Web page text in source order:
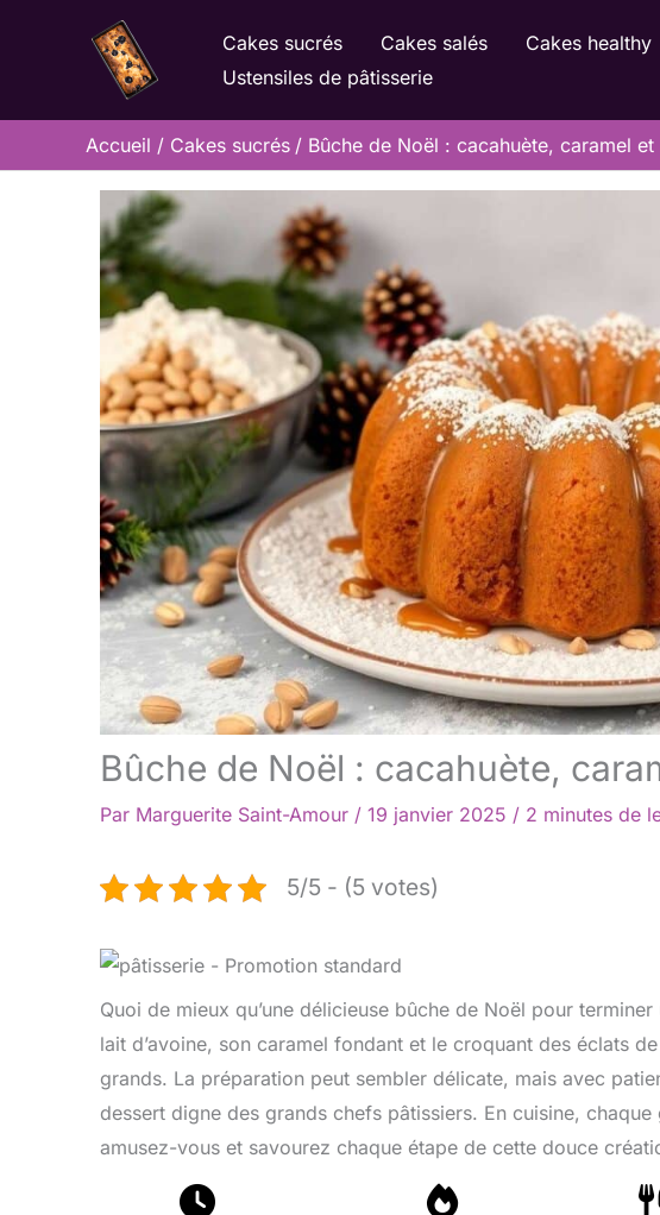
Cakes sucrés Cakes salés Cakes healthy
Ustensiles de pâtisserie
Accueil Cakes sucrés Bûche de Noël : cacahuète, caramel et
Bûche de Noël : cacahuète,
Par Marguerite Saint-Amour / 19 janvier 2025 / 2 minutes de
5/5 - (5 votes)
Quoi de mieux qu’une délicieuse bûche de Noël pour
lait d’avoine, son caramel fondant et le croquant des éclats
grands. La préparation peut sembler délicate, mais avec
dessert digne des grands chefs pâtissiers. En cuisine,
amusez-vous et savourez chaque étape de cette douce